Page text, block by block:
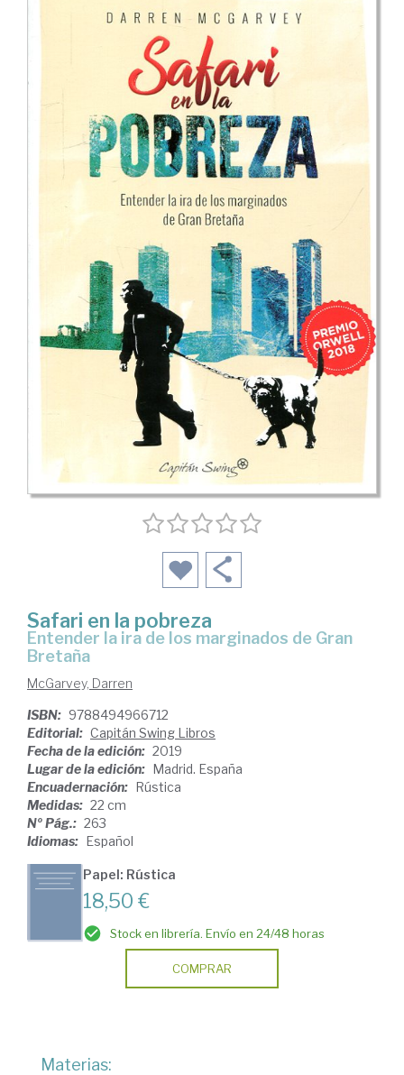
Safari en la pobreza
entender la ira de los marginados de Gran
Bretaña
McGarvey, Darren
ISBN: 9788494966712
Editorial: Capitán Swing Libros
Fecha de la edición: 2019
Lugar de la edición: Madrid. España
Encuadernación: Rústica
Medidas: 22 cm
Nº Pág.: 263
Idiomas: Español
Papel: Rústica
18,50 €
Stock en librería. Envío en 24/48 horas
COMPRAR
Materias: